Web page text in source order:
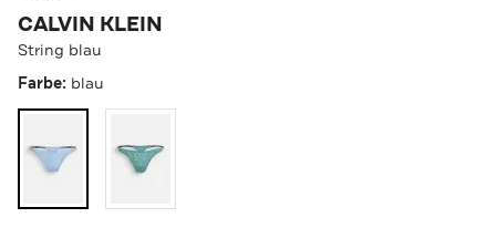
CALVIN KLEIN
String blau
Farbe: blau